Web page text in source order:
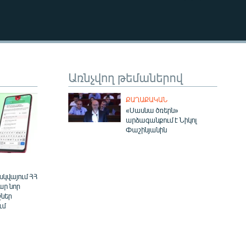
Առնչվող թեմաներով
ՔԱՂԱՔԱԿԱՆ
«Սասնա ծռերն»
արձագանքում է Նիկոլ
Փաշինյանին
ՀՀ
նոր